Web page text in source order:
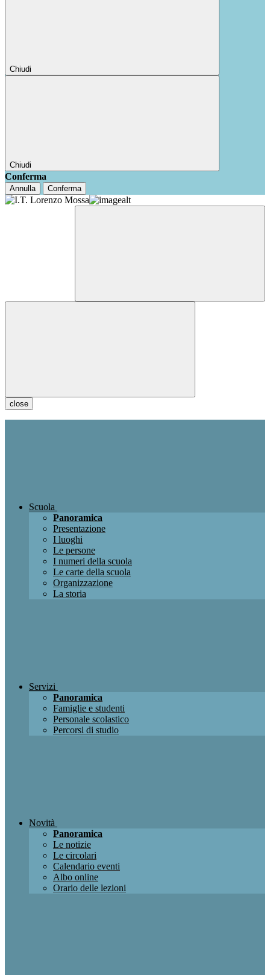
Chiudi
Chiudi
Conferma
Annulla Conferma
close
Scuola
Panoramica
Presentazione
I luoghi
Le persone
I numeri della scuola
Le carte della scuola
Organizzazione
La storia
Servizi
Panoramica
Famiglie e studenti
Personale scolastico
Percorsi di studio
Novità
Panoramica
Le notizie
Le circolari
Calendario eventi
Albo online
Orario delle lezioni